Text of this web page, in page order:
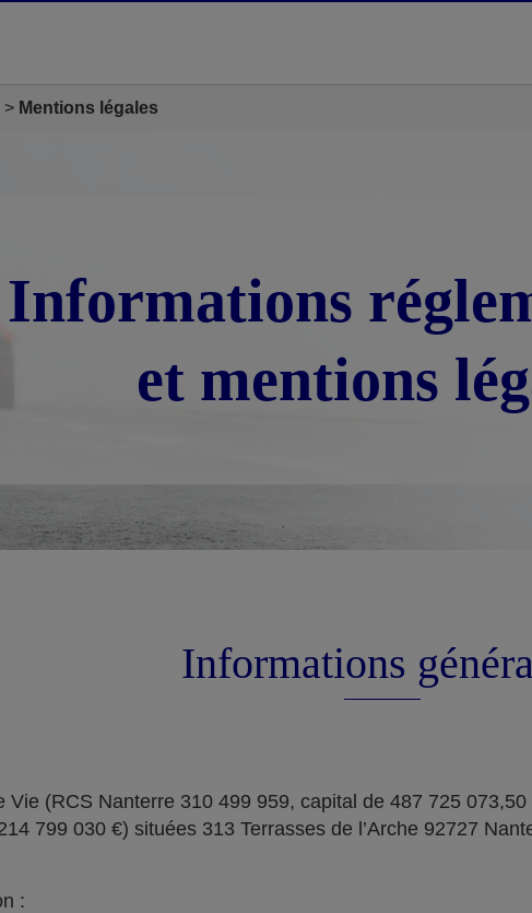
Mentions légales
Informations
et mentions
Informations
Vie (RCS Nanterre 310 499 959, capital de 487 725
799 030 €) situées 313 Terrasses de l’Arche 92727
: